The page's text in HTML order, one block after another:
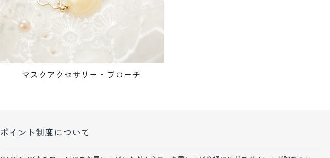
マスクアクセサリー・ブローチ
ポイント制度について